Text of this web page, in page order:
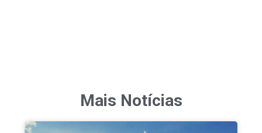
Mais Notícias